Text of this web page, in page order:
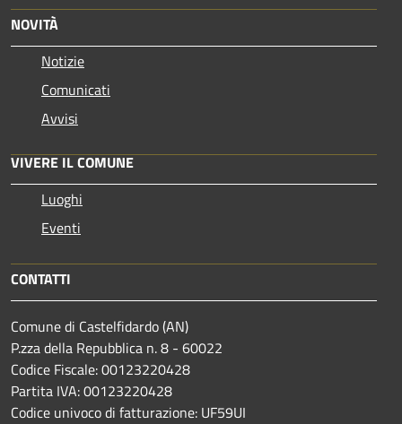
NOVITÀ
Notizie
Comunicati
Avvisi
VIVERE IL COMUNE
Luoghi
Eventi
CONTATTI
Comune di Castelfidardo (AN)
P.zza della Repubblica n. 8 - 60022
Codice Fiscale: 00123220428
Partita IVA: 00123220428
Codice univoco di fatturazione: UF59UI